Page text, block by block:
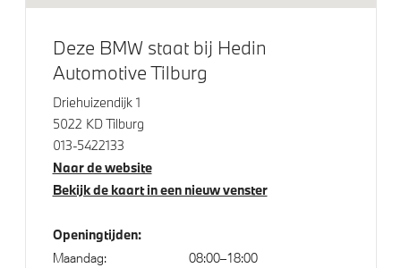
Elektrische voorzieningen
Cruise control
Comfort Access
Driving Assistant
Bandenspanningsweergavesysteem
High-beam assistant
Automatisch dimmende binnen- en buitenspiegel
bestuurderzijde
Deze BMW staat bij Hedin
Automotive Tilburg
Driehuizendijk 1
5022 KD Tilburg
013-5422133
Naar de website
Bekijk de kaart in een nieuw venster
Openingtijden:
Maandag:
08:00–18:00